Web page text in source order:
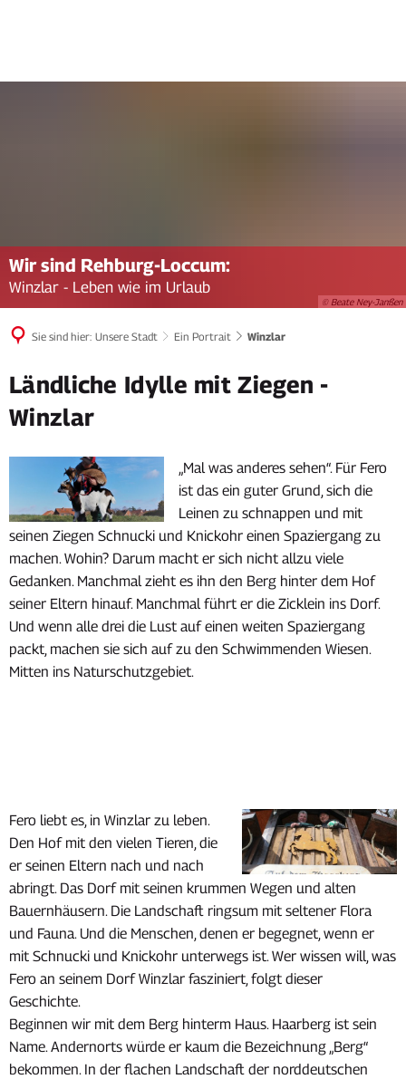
© Beate Ney-Janßen
Wir sind Rehburg-Loccum:
Winzlar - Leben wie im Urlaub
Sie sind hier: Unsere Stadt Ein Portrait Winzlar
Winzlar
Ländliche Idylle mit Ziegen -
Winzlar
„Mal was anderes sehen“. Für Fero
ist das ein guter Grund, sich die
Leinen zu schnappen und mit
seinen Ziegen Schnucki und Knickohr einen Spaziergang zu
machen. Wohin? Darum macht er sich nicht allzu viele
Gedanken. Manchmal zieht es ihn den Berg hinter dem Hof
seiner Eltern hinauf. Manchmal führt er die Zicklein ins Dorf.
Und wenn alle drei die Lust auf einen weiten Spaziergang
packt, machen sie sich auf zu den Schwimmenden Wiesen.
Mitten ins Naturschutzgebiet.
Fero liebt es, in Winzlar zu leben.
Den Hof mit den vielen Tieren, die
er seinen Eltern nach und nach
abringt. Das Dorf mit seinen krummen Wegen und alten
Bauernhäusern. Die Landschaft ringsum mit seltener Flora
und Fauna. Und die Menschen, denen er begegnet, wenn er
mit Schnucki und Knickohr unterwegs ist. Wer wissen will, was
Fero an seinem Dorf Winzlar fasziniert, folgt dieser
Geschichte.
Beginnen wir mit dem Berg hinterm Haus. Haarberg ist sein
Name. Andernorts würde er kaum die Bezeichnung „Berg“
bekommen. In der flachen Landschaft der norddeutschen